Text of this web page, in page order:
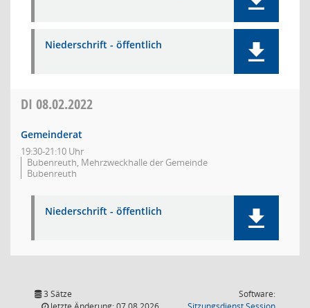
Niederschrift - öffentlich
DI 08.02.2022
Gemeinderat
19:30-21:10 Uhr
Bubenreuth, Mehrzweckhalle der Gemeinde
Bubenreuth
Niederschrift - öffentlich
3 Sätze
Software:
(Wird in